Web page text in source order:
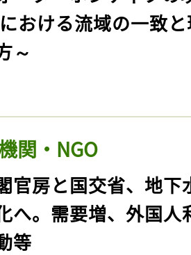
おける流域の一致
～
関・NGO
官房と国交省、地下
へ。需要増、外国人
等